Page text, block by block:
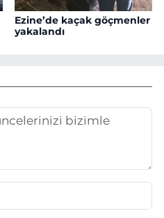
Ezine’de kaçak göçmenler
yakalandı